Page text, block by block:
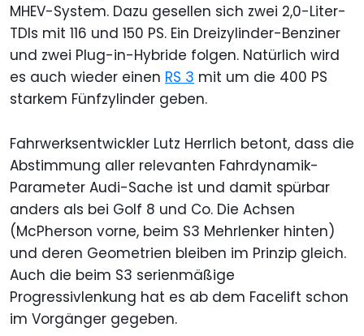
MHEV-System. Dazu gesellen sich zwei 2,0-Liter-
TDIs mit 116 und 150 PS. Ein Dreizylinder-Benziner
und zwei Plug-in-Hybride folgen. Natürlich wird
es auch wieder einen RS 3 mit um die 400 PS
starkem Fünfzylinder geben.
Fahrwerksentwickler Lutz Herrlich betont, dass die
Abstimmung aller relevanten Fahrdynamik-
Parameter Audi-Sache ist und damit spürbar
anders als bei Golf 8 und Co. Die Achsen
(McPherson vorne, beim S3 Mehrlenker hinten)
und deren Geometrien bleiben im Prinzip gleich.
Auch die beim S3 serienmäßige
Progressivlenkung hat es ab dem Facelift schon
im Vorgänger gegeben.